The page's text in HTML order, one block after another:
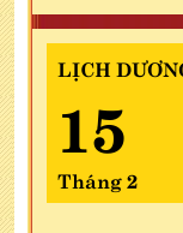
LỊCH
15
Tháng 2